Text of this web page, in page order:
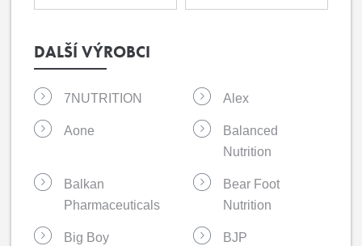
DALŠÍ VÝROBCI
7NUTRITION Alex
Aone
Balanced
Nutrition
Balkan
Pharmaceuticals
Bear Foot
Nutrition
Big Boy BJP